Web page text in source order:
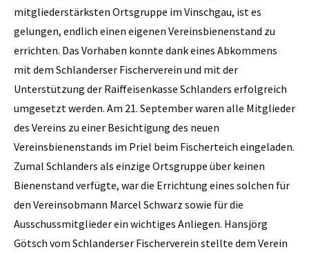
mitgliederstärksten Ortsgruppe im Vinschgau, ist es
gelungen, endlich einen eigenen Vereinsbienenstand zu
errichten. Das Vorhaben konnte dank eines Abkommens
mit dem Schlanderser Fischerverein und mit der
Unterstützung der Raiffeisenkasse Schlanders erfolgreich
umgesetzt werden. Am 21. September waren alle Mitglieder
des Vereins zu einer Besichtigung des neuen
Vereinsbienenstands im Priel beim Fischerteich eingeladen.
Zumal Schlanders als einzige Ortsgruppe über keinen
Bienenstand verfügte, war die Errichtung eines solchen für
den Vereinsobmann Marcel Schwarz sowie für die
Ausschussmitglieder ein wichtiges Anliegen. Hansjörg
Götsch vom Schlanderser Fischerverein stellte dem Verein